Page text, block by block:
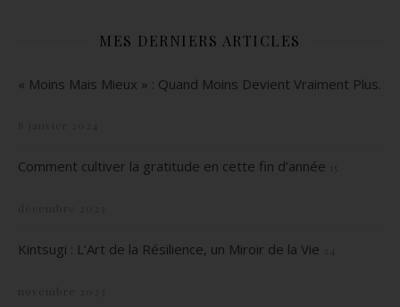
MES DERNIERS ARTICLES
« Moins Mais Mieux » : Quand Moins Devient Vraiment Plus.
Comment cultiver la gratitude en cette fin d’année
Kintsugi : L’Art de la Résilience, un Miroir de la Vie